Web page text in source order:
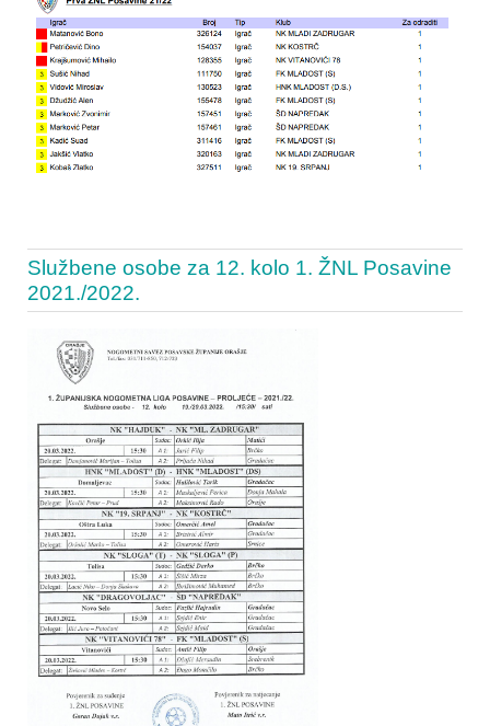
Službene osobe za 12. kolo 1. ŽNL Posavine
2021./2022.